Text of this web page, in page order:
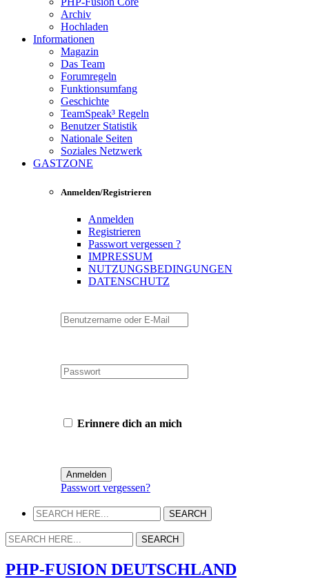
Archiv
Hochladen
Informationen
Magazin
Das Team
Forumregeln
Funktionsumfang
Geschichte
TeamSpeak³ Regeln
Benutzer Statistik
Nationale Seiten
Soziales Netzwerk
GASTZONE
Anmelden/Registrieren
Anmelden
Registrieren
Passwort vergessen ?
IMPRESSUM
NUTZUNGSBEDINGUNGEN
DATENSCHUTZ
Erinnere dich an mich
Passwort vergessen?
PHP-FUSION DEUTSCHLAND